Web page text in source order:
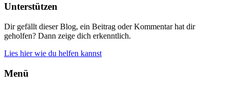
Unterstützen
Dir gefällt dieser Blog, ein Beitrag oder Kommentar hat dir
geholfen? Dann zeige dich erkenntlich.
Lies hier wie du helfen kannst
Menü